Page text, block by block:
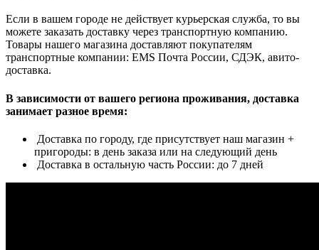
Если в вашем городе не действует курьерская служба, то вы
можете заказать доставку через транспортную компанию.
Товары нашего магазина доставляют покупателям
транспортные компании: EMS Почта России, СДЭК, авито-
доставка.
В зависимости от вашего региона проживания, доставка
занимает разное время:
Доставка по городу, где присутствует наш магазин +
пригороды: в день заказа или на следующий день
Доставка в остальную часть России: до 7 дней